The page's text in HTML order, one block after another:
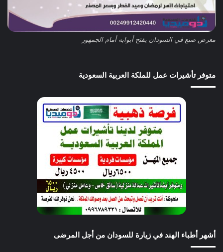
معرض صنع في السودان يفتح أبوابه أمام الجمهور
متوفر تأشيرات عمل للملكة العربية السعودية
أشهر أطباء الهند في زيارة للسودان من أجل المرضى